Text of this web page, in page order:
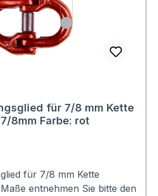
für 7/8 mm Kette
8mm Farbe: rot
für 7/8 mm Kette
entnehmen Sie bitte den